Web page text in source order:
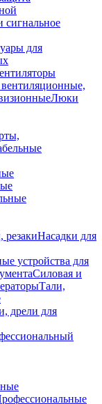
для
Люки
резакиНасадки для
устройства для
Силовая и
Тали,
дрели для